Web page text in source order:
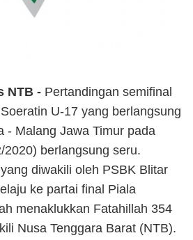
NTB - Pertandingan semifinal
U-17 yang berlangsung
- Malang Jawa Timur pada
berlangsung seru.
diwakili oleh PSBK Blitar
ke partai final Piala
menaklukkan Fatahillah 354
Nusa Tenggara Barat (NTB).